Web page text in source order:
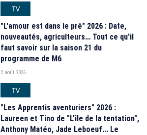
TV
"L'amour est dans le pré" 2026 : Date,
nouveautés, agriculteurs… Tout ce qu'il
faut savoir sur la saison 21 du
programme de M6
2 août 2026
TV
"Les Apprentis aventuriers" 2026 :
Laureen et Tino de "L'île de la tentation",
Anthony Matéo, Jade Leboeuf... Le